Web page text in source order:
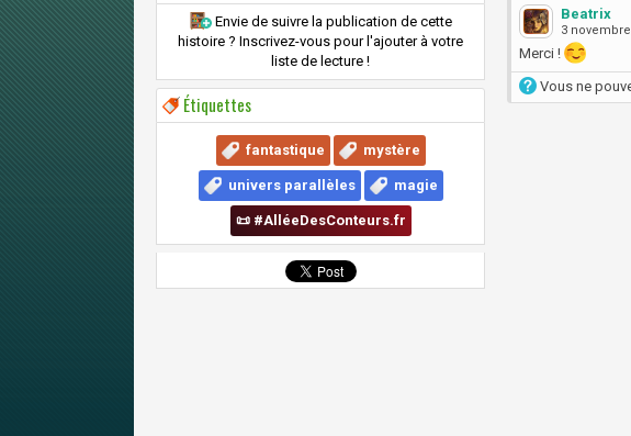
Envie de suivre la publication de cette
histoire ? Inscrivez-vous pour l'ajouter à votre
liste de lecture !
Étiquettes
fantastique mystère
univers parallèles magie
📜 #AlléeDesConteurs.fr
Beatrix
3
Merci !
Vous ne